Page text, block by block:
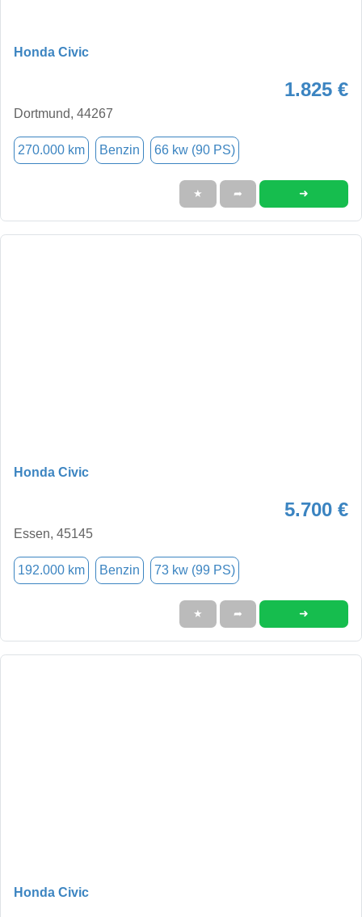
Honda Civic
1.825 €
Dortmund, 44267
270.000 km Benzin 66 kw (90 PS)
★ ➦ ➜
Honda Civic
5.700 €
Essen, 45145
192.000 km Benzin 73 kw (99 PS)
★ ➦ ➜
Honda Civic